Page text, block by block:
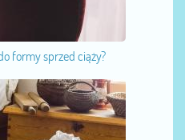
formy sprzed ciąży?